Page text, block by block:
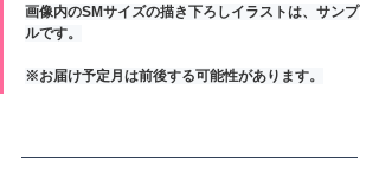
画像内のSMサイズの描き下ろしイラストは、サンプ
ルです。
※お届け予定月は前後する可能性があります。